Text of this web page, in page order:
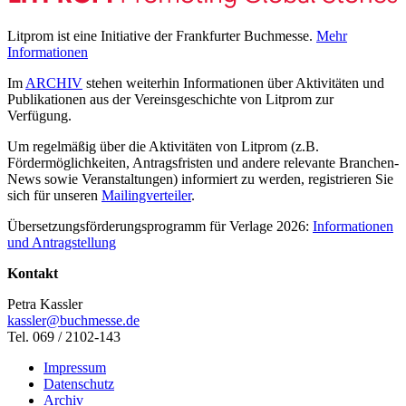
Litprom ist eine Initiative der Frankfurter Buchmesse. Mehr
Informationen
Im ARCHIV stehen weiterhin Informationen über Aktivitäten und
Publikationen aus der Vereinsgeschichte von Litprom zur
Verfügung.
Um regelmäßig über die Aktivitäten von Litprom (z.B.
Fördermöglichkeiten, Antragsfristen und andere relevante Branchen-
News sowie Veranstaltungen) informiert zu werden, registrieren Sie
sich für unseren Mailingverteiler.
Übersetzungsförderungsprogramm für Verlage 2026: Informationen
und Antragstellung
Kontakt
Petra Kassler
kassler@buchmesse.de
Tel. 069 / 2102-143
Impressum
Datenschutz
Archiv